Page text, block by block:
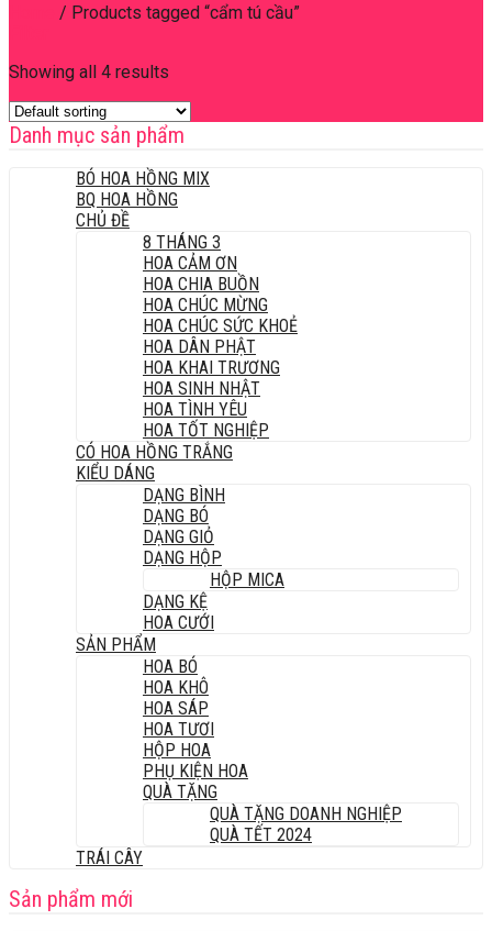
/ Products tagged “cẩm tú cầu”
Showing all 4 results
Danh mục sản phẩm
BÓ HOA HỒNG MIX
BQ HOA HỒNG
CHỦ ĐỀ
8 THÁNG 3
HOA CẢM ƠN
HOA CHIA BUỒN
HOA CHÚC MỪNG
HOA CHÚC SỨC KHOẺ
HOA DÂN PHẬT
HOA KHAI TRƯƠNG
HOA SINH NHẬT
HOA TÌNH YÊU
HOA TỐT NGHIỆP
CÓ HOA HỒNG TRẮNG
KIỂU DÁNG
DẠNG BÌNH
DẠNG BÓ
DẠNG GIỎ
DẠNG HỘP
HỘP MICA
DẠNG KỆ
HOA CƯỚI
SẢN PHẨM
HOA BÓ
HOA KHÔ
HOA SÁP
HOA TƯƠI
HỘP HOA
PHỤ KIỆN HOA
QUÀ TẶNG
QUÀ TẶNG DOANH NGHIỆP
QUÀ TẾT 2024
TRÁI CÂY
Sản phẩm mới